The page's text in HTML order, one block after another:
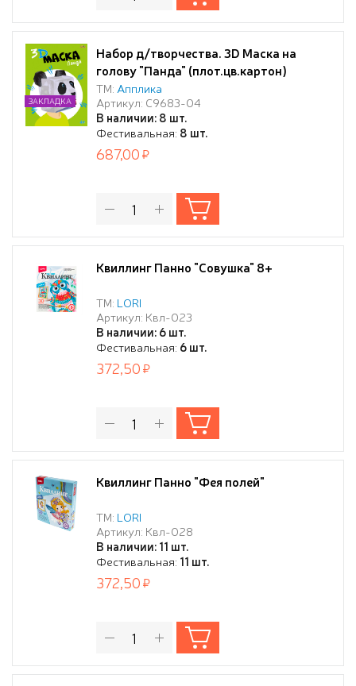
Набор д/творчества. 3D Маска на
голову "Панда" (плот.цв.картон)
44*18*45см.,4+
ТМ: Апплика
Артикул: С9683-04
В наличии: 8 шт.
Фестивальная: 8 шт.
ЗАКЛАДКА
687,00
Квиллинг Панно "Совушка" 8+
ТМ: LORI
Артикул: Квл-023
В наличии: 6 шт.
Фестивальная: 6 шт.
372,50
Квиллинг Панно "Фея полей"
ТМ: LORI
Артикул: Квл-028
В наличии: 11 шт.
Фестивальная: 11 шт.
372,50